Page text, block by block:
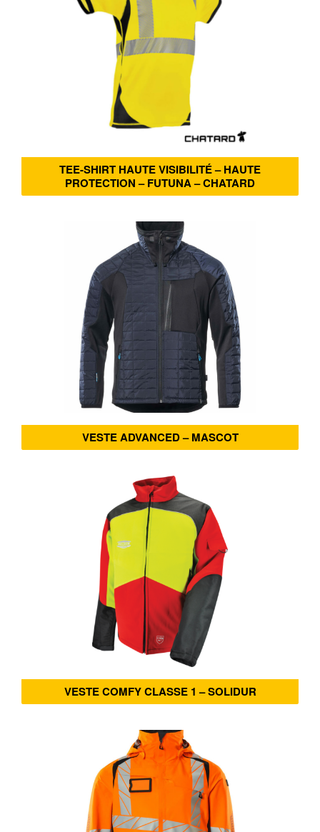
TEE-SHIRT HAUTE VISIBILITÉ – HAUTE
PROTECTION – FUTUNA – CHATARD
VESTE ADVANCED – MASCOT
VESTE COMFY CLASSE 1 – SOLIDUR